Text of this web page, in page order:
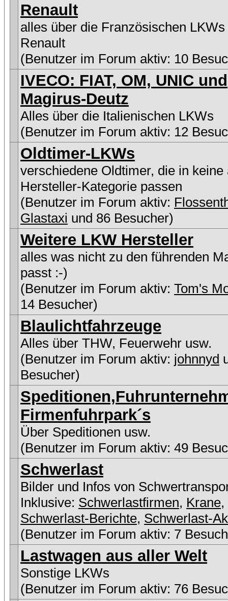
Renault
alles über die Französischen LKWs
Renault
(Benutzer im Forum aktiv: 10
IVECO: FIAT, OM, UNIC und
Magirus-Deutz
Alles über die Italienischen LKWs
(Benutzer im Forum aktiv: 12
Oldtimer-LKWs
verschiedene Oldtimer, die in keine
Hersteller-Kategorie passen
(Benutzer im Forum aktiv:
Glastaxi und 86 Besucher)
Weitere LKW Hersteller
alles was nicht zu den führenden
passt :-)
(Benutzer im Forum aktiv: Tom's
14 Besucher)
Blaulichtfahrzeuge
Alles über THW, Feuerwehr usw.
(Benutzer im Forum aktiv: johnnyd
Besucher)
Firmenfuhrpark´s
Über Speditionen usw.
(Benutzer im Forum aktiv: 49
Schwerlast
Bilder und Infos von
Inklusive: Schwerlastfirmen, Krane,
Schwerlast-Berichte, Schwerlast-
(Benutzer im Forum aktiv: 7
Lastwagen aus aller Welt
Sonstige LKWs
(Benutzer im Forum aktiv: 76